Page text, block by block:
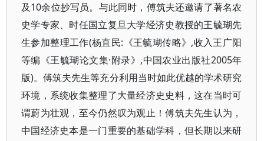
及10余位抄写员。与此同时，傅筑夫还邀请了著名农
史学专家、时任国立复旦大学经济史教授的王毓瑚先
生参加整理工作(杨直民:《王毓瑚传略》,收入王广阳
等编《王毓瑚论文集·附录》,中国农业出版社2005年
版)。傅筑夫先生等充分利用当时如此优越的学术研究
环境，系统收集整理了大量经济史史料，这在当时可
谓蔚为壮观，至今仍然叹为观止！傅筑夫先生认为，
中国经济史本是一门重要的基础学科，但长期以来研